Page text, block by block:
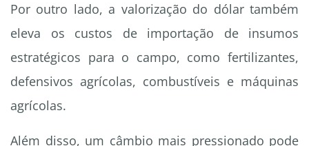
Por outro lado, a valorização do dólar também
eleva os custos de importação de insumos
estratégicos para o campo, como fertilizantes,
defensivos agrícolas, combustíveis e máquinas
agrícolas.
Além disso, um câmbio mais pressionado pode